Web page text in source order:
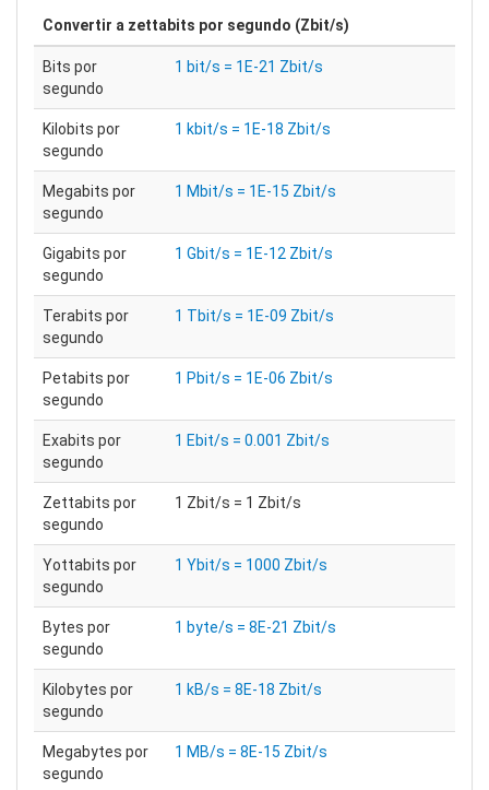
Convertir a zettabits por segundo (Zbit/s)
Bits por
segundo
1 bit/s = 1E-21 Zbit/s
Kilobits por
segundo
1 kbit/s = 1E-18 Zbit/s
Megabits por
segundo
1 Mbit/s = 1E-15 Zbit/s
Gigabits por
segundo
1 Gbit/s = 1E-12 Zbit/s
Terabits por
segundo
1 Tbit/s = 1E-09 Zbit/s
Petabits por
segundo
1 Pbit/s = 1E-06 Zbit/s
Exabits por
segundo
1 Ebit/s = 0.001 Zbit/s
Zettabits por
segundo
1 Zbit/s = 1 Zbit/s
Yottabits por
segundo
1 Ybit/s = 1000 Zbit/s
Bytes por
segundo
1 byte/s = 8E-21 Zbit/s
Kilobytes por
segundo
1 kB/s = 8E-18 Zbit/s
Megabytes por
segundo
1 MB/s = 8E-15 Zbit/s